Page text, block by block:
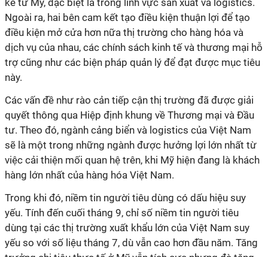
kể từ Mỹ, đặc biệt là trong lĩnh vực sản xuất và logistics.
Ngoài ra, hai bên cam kết tạo điều kiện thuận lợi để tạo
điều kiện mở cửa hơn nữa thị trường cho hàng hóa và
dịch vụ của nhau, các chính sách kinh tế và thương mại hỗ
trợ cũng như các biện pháp quản lý để đạt được mục tiêu
này.
Các vấn đề như rào cản tiếp cận thị trường đã được giải
quyết thông qua Hiệp định khung về Thương mại và Đầu
tư. Theo đó, ngành cảng biển và logistics của Việt Nam
sẽ là một trong những ngành được hưởng lợi lớn nhất từ
việc cải thiện mối quan hệ trên, khi Mỹ hiện đang là khách
hàng lớn nhất của hàng hóa Việt Nam.
Trong khi đó, niềm tin người tiêu dùng có dấu hiệu suy
yếu. Tính đến cuối tháng 9, chỉ số niềm tin người tiêu
dùng tại các thị trường xuất khẩu lớn của Việt Nam suy
yếu so với số liệu tháng 7, dù vẫn cao hơn đầu năm. Tăng